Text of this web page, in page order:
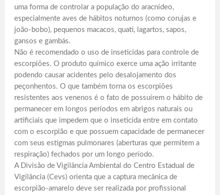
uma forma de controlar a população do aracnídeo,
especialmente aves de hábitos noturnos (como corujas e
joão-bobo), pequenos macacos, quati, lagartos, sapos,
gansos e gambás.
Não é recomendado o uso de inseticidas para controle de
escorpiões. O produto químico exerce uma ação irritante
podendo causar acidentes pelo desalojamento dos
peçonhentos. O que também torna os escorpiões
resistentes aos venenos é o fato de possuírem o hábito de
permanecer em longos períodos em abrigos naturais ou
artificiais que impedem que o inseticida entre em contato
com o escorpião e que possuem capacidade de permanecer
com seus estigmas pulmonares (aberturas que permitem a
respiração) fechados por um longo período.
A Divisão de Vigilância Ambiental do Centro Estadual de
Vigilância (Cevs) orienta que a captura mecânica de
escorpião-amarelo deve ser realizada por profissional